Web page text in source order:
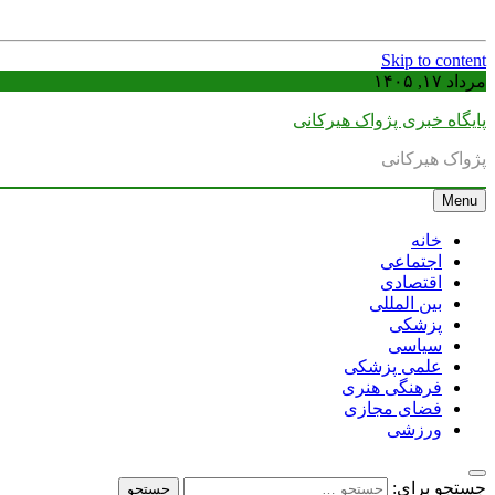
Skip to content
مرداد ۱۷, ۱۴۰۵
پایگاه خبری پژواک هیرکانی
پژواک هیرکانی
Menu
خانه
اجتماعی
اقتصادی
بین المللی
پزشکی
سیاسی
علمی پزشکی
فرهنگی هنری
فضای مجازی
ورزشی
جستجو برای: